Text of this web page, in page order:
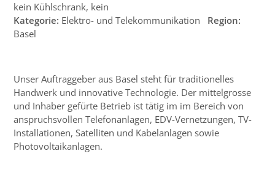
kein Kühlschrank, kein
Kategorie: Elektro- und Telekommunikation Region:
Basel
Unser Auftraggeber aus Basel steht für traditionelles
Handwerk und innovative Technologie. Der mittelgrosse
und Inhaber gefürte Betrieb ist tätig im im Bereich von
anspruchsvollen Telefonanlagen, EDV-Vernetzungen, TV-
Installationen, Satelliten und Kabelanlagen sowie
Photovoltaikanlagen.